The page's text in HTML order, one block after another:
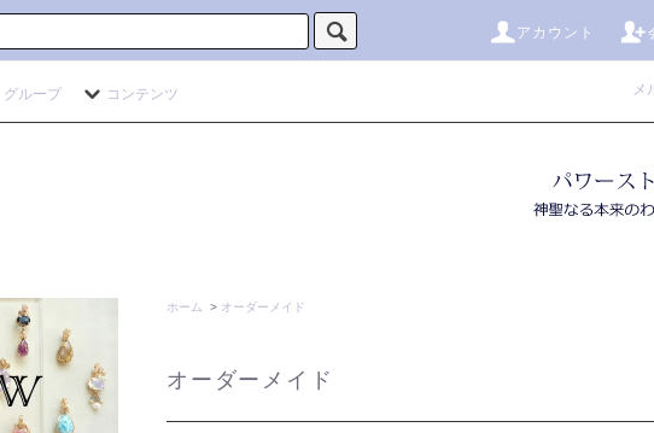
アカウント
グループ コンテンツ メ
ホーム > オーダーメイド
オーダーメイド